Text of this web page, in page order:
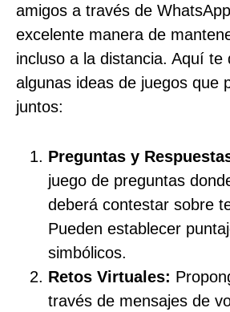
amigos a través de
excelente manera de
incluso a la distancia. Aquí te
algunas ideas de juegos que
juntos:
Preguntas y
juego de preguntas
deberá contestar sobre
Pueden establecer
simbólicos.
Retos Virtuales:
través de mensajes de